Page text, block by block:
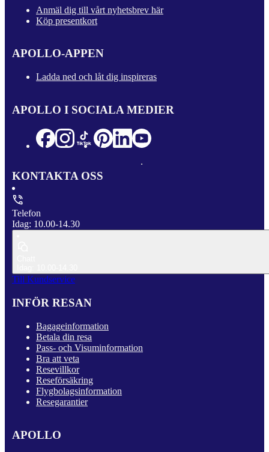
Anmäl dig till vårt nyhetsbrev här
Köp presentkort
APOLLO-APPEN
Ladda ned och låt dig inspireras
APOLLO I SOCIALA MEDIER
KONTAKTA OSS
Telefon
Idag: 10.00-14.30
Till Kundservice
INFÖR RESAN
Bagageinformation
Betala din resa
Pass- och Visuminformation
Bra att veta
Resevillkor
Reseförsäkring
Flygbolagsinformation
Resegarantier
APOLLO